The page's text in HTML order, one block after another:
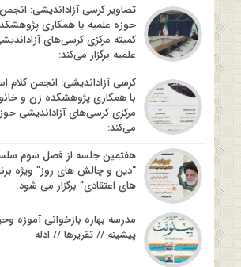
تصاویر کرسی آزاداندیشی:
حوزه علمیه با همکاری
کمیته مرکزی کرسی‌های
علمیه برگزار می‌کند:
کرسی آزاداندیشی: انجمن کلام
با همکاری پژوهشکده زن و
مرکزی کرسی‌های آزاداندیشی
می‌کند:
هفتمین جلسه از فصل سوم
“دین و چالش های روز” ویژه
های اعتقادی” برگزار می شود.
مدرسه بهاره بازخوانی آموزه
پیشینه // تقریرها // ادله